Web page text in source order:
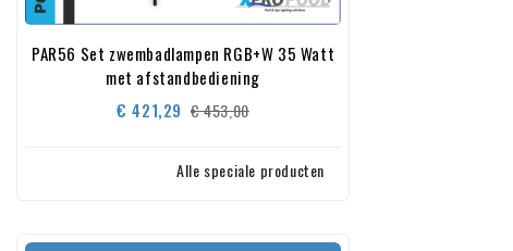
PAR56 Set zwembadlampen RGB+W 35 Watt
met afstandbediening
€ 421,29 Normale
€ 453,00Prijs
Alle speciale producten